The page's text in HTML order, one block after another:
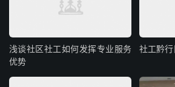
浅谈社区社工如何发挥专业服务
优势
社工黔